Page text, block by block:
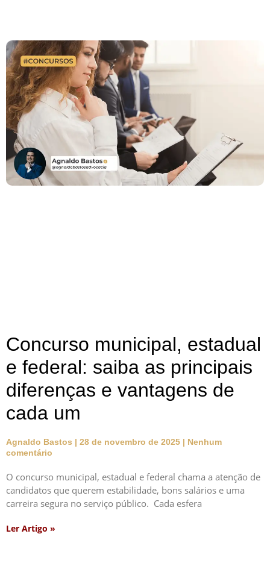
Concurso municipal, estadual
e federal: saiba as principais
diferenças e vantagens de
cada um
Agnaldo Bastos 28 de novembro de 2025
Nenhum
comentário
O concurso municipal, estadual e federal chama a atenção de
candidatos que querem estabilidade, bons salários e uma
carreira segura no serviço público. Cada esfera
Ler Artigo »